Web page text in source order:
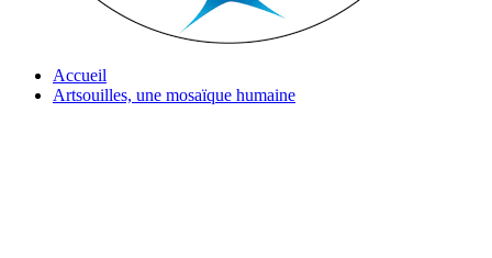
Accueil
Artsouilles, une mosaïque humaine